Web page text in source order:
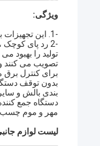
ویژگی:
-1. این تجهیزات به طور خاص برای بسته بندی کارتن های کوچک و چند منظوره طراحی شده است.
بندی بالش و
مهر و موم چسب
لیست لوازم